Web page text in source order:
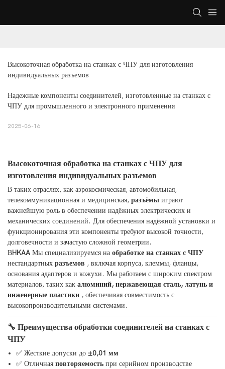
Высокоточная обработка на станках с ЧПУ для изготовления
индивидуальных разъемов
Надежные компоненты соединителей, изготовленные на станках с
ЧПУ для промышленного и электронного применения
2025-06-16
Высокоточная обработка на станках с ЧПУ для
изготовления индивидуальных разъемов
В таких отраслях, как аэрокосмическая, автомобильная,
телекоммуникационная и медицинская, разъёмы играют
важнейшую роль в обеспечении надёжных электрических и
механических соединений. Для обеспечения надёжной установки и
функционирования эти компоненты требуют высокой точности,
долговечности и зачастую сложной геометрии.
ВHKAA Мы специализируемся на обработке на станках с ЧПУ
нестандартных разъемов , включая корпуса, клеммы, фланцы,
основания адаптеров и кожухи. Мы работаем с широким спектром
материалов, таких как алюминий, нержавеющая сталь, латунь и
инженерные пластики , обеспечивая совместимость с
высокопроизводительными системами.
🔧 Преимущества обработки соединителей на станках с
ЧПУ
✅ Жесткие допуски до ±0,01 мм
✅ Отличная повторяемостьпри серийном производстве